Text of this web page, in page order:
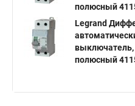
полюсный
Legrand
выключатель,
полюсный